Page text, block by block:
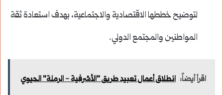
لتوضيح خططها الاقتصادية والاجتماعية، بهدف استعادة ثقة
المواطنين والمجتمع الدولي.
اقرأ أيضاً: انطلاق أعمال تعبيد طريق "الأشرفية - الرملة" الحيوي